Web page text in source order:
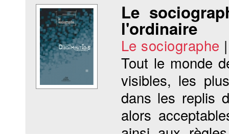
Le
l'ordinaire
Le sociographe
Tout le monde
visibles, les
dans les replis
alors